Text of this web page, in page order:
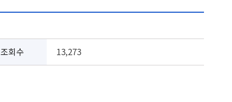
조회수 13,273